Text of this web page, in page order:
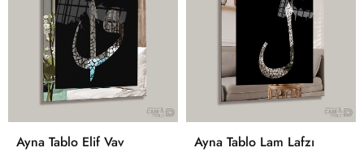
Ayna Tablo Elif Vav
Ayna Tablo Lam Lafzı